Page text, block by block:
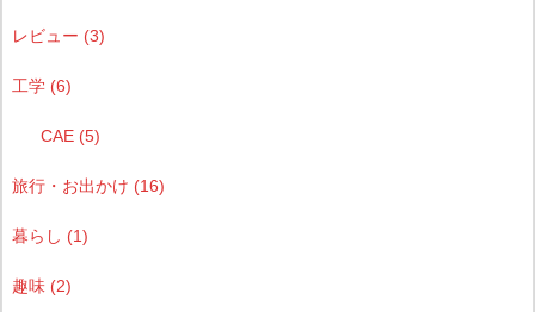
レビュー (3)
工学 (6)
CAE (5)
旅行・お出かけ (16)
暮らし (1)
趣味 (2)